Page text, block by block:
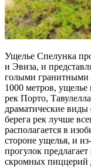
Ущелье Спелунка
и Эвиза, и
голыми гранитными
1000 метров, ущелье
рек Порто,
драматические
берега рек лучше
располагается в
стороне ущелья, и
прогулок
скромных пиццерий